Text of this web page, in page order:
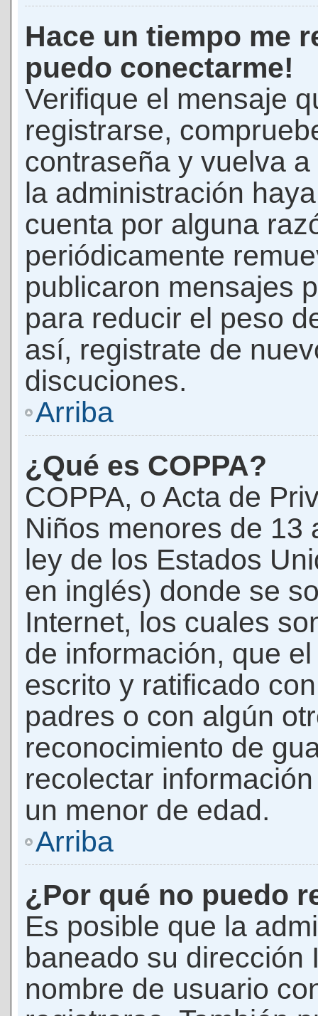
Hace un tiempo me
puedo conectarme!
Verifique el mensaje
registrarse,
contraseña y vuelva
la administración
cuenta por alguna
periódicamente
publicaron mensajes
para reducir el peso
así, registrate de
discuciones.
Arriba
¿Qué es COPPA?
COPPA, o Acta de
Niños menores de 13
ley de los Estados
en inglés) donde se
Internet, los cuales
de información, que
escrito y ratificado
padres o con algún
reconocimiento de
recolectar
un menor de edad.
Arriba
¿Por qué no puedo
Es posible que la
baneado su dirección
nombre de usuario